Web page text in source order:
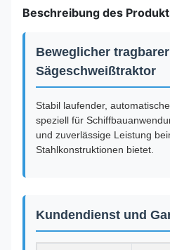
Beschreibung des
Beweglicher
Sägeschweißtraktor
Stabil laufender,
speziell für
und zuverlässige Leistung
Stahlkonstruktionen bietet.
Kundendienst und